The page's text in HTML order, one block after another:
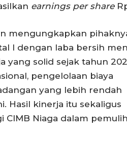
earnings per share
mengungkapkan
I dengan laba bersih
yang solid sejak tahun
pengelolaan biaya
yang lebih rendah
Hasil kinerja itu sekaligus
Niaga dalam